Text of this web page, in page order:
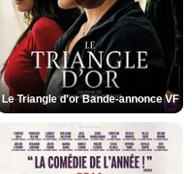
Le Triangle d'or Bande-annonce VF